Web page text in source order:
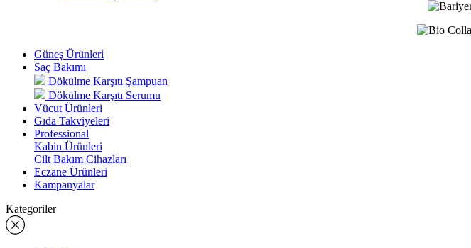
Güneş Ürünleri
Saç Bakımı
Dökülme Karşıtı Şampuan
Dökülme Karşıtı Serumu
Vücut Ürünleri
Gıda Takviyeleri
Professional
Kabin Ürünleri
Cilt Bakım Cihazları
Eczane Ürünleri
Kampanyalar
Kategoriler